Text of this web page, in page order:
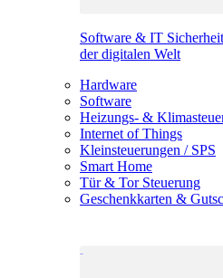
Software & IT
der digitalen Welt
Hardware
Software
Heizungs- &
Internet of Things
Kleinsteuerungen / SPS
Smart Home
Tür & Tor Steuerung
Geschenkkarten &